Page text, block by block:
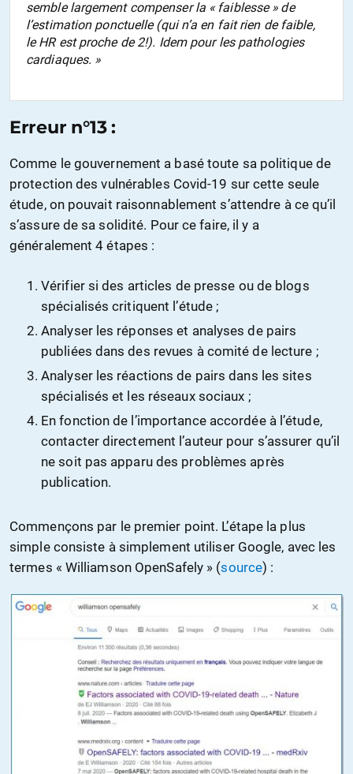
semble largement compenser la « faiblesse » de
l’estimation ponctuelle (qui n’a en fait rien de faible,
le HR est proche de 2!). Idem pour les pathologies
cardiaques. »
Erreur n°13 :
Comme le gouvernement a basé toute sa politique de
protection des vulnérables Covid-19 sur cette seule
étude, on pouvait raisonnablement s’attendre à ce qu’il
s’assure de sa solidité. Pour ce faire, il y a
généralement 4 étapes :
Vérifier si des articles de presse ou de blogs
spécialisés critiquent l’étude ;
Analyser les réponses et analyses de pairs
publiées dans des revues à comité de lecture ;
Analyser les réactions de pairs dans les sites
spécialisés et les réseaux sociaux ;
En fonction de l’importance accordée à l’étude,
contacter directement l’auteur pour s’assurer qu’il
ne soit pas apparu des problèmes après
publication.
Commençons par le premier point. L’étape la plus
simple consiste à simplement utiliser Google, avec les
termes « Williamson OpenSafely » (source) :